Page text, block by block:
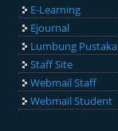
E-Learning
Ejournal
Lumbung Pustaka
Staff Site
Webmail Staff
Webmail Student